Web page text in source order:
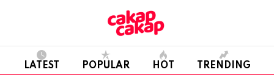
LATEST POPULAR HOT TRENDING